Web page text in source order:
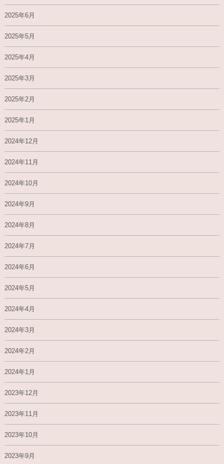
2025年6月
2025年5月
2025年4月
2025年3月
2025年2月
2025年1月
2024年12月
2024年11月
2024年10月
2024年9月
2024年8月
2024年7月
2024年6月
2024年5月
2024年4月
2024年3月
2024年2月
2024年1月
2023年12月
2023年11月
2023年10月
2023年9月